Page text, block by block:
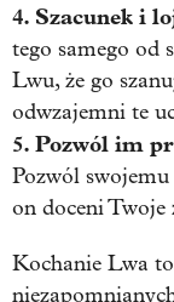
4. Szacunek i
tego samego od
Lwu, że go
odwzajemni te
5. Pozwól im
Pozwól
on doceni Twoje
Kochanie Lwa to